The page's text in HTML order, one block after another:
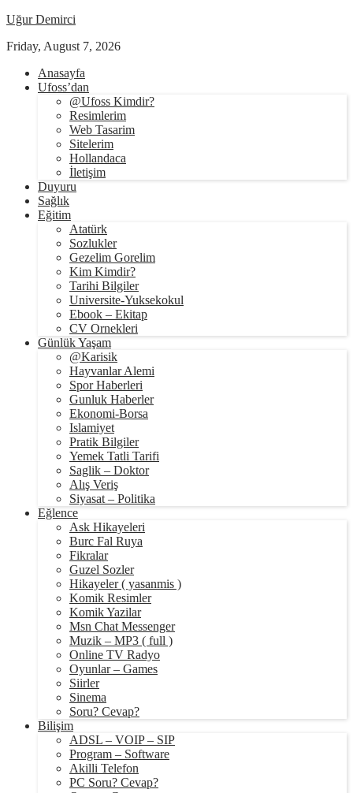
Uğur Demirci
Friday, August 7, 2026
Anasayfa
Ufoss’dan
@Ufoss Kimdir?
Resimlerim
Web Tasarim
Sitelerim
Hollandaca
İletişim
Duyuru
Sağlık
Eğitim
Atatürk
Sozlukler
Gezelim Gorelim
Kim Kimdir?
Tarihi Bilgiler
Universite-Yuksekokul
Ebook – Ekitap
CV Ornekleri
Günlük Yaşam
@Karisik
Hayvanlar Alemi
Spor Haberleri
Gunluk Haberler
Ekonomi-Borsa
Islamiyet
Pratik Bilgiler
Yemek Tatli Tarifi
Saglik – Doktor
Alış Veriş
Siyasat – Politika
Eğlence
Ask Hikayeleri
Burc Fal Ruya
Fikralar
Guzel Sozler
Hikayeler ( yasanmis )
Komik Resimler
Komik Yazilar
Msn Chat Messenger
Muzik – MP3 ( full )
Online TV Radyo
Oyunlar – Games
Siirler
Sinema
Soru? Cevap?
Bilişim
ADSL – VOIP – SIP
Program – Software
Akilli Telefon
PC Soru? Cevap?